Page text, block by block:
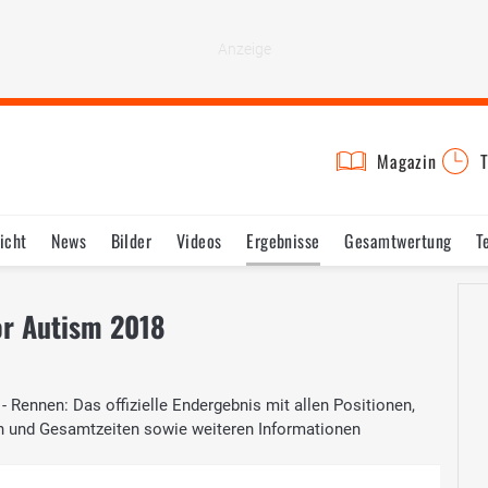
Magazin
News Bilder Videos Ergebnisse Gesamtwertung
Autism 2018
Rennen: Das offizielle Endergebnis mit allen Positionen,
und Gesamtzeiten sowie weiteren Informationen